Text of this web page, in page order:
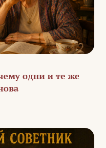
одни и те же